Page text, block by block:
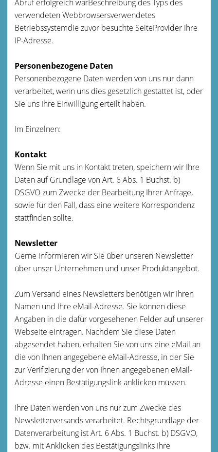
Abruf erfolgreich warBeschreibung des Typs des
verwendeten Webbrowsersverwendetes
Betriebssystemdie zuvor besuchte SeiteProvider Ihre
IP-Adresse.
Personenbezogene Daten
Personenbezogene Daten werden von uns nur dann
verarbeitet, wenn uns dies gesetzlich gestattet ist, oder
Sie uns Ihre Einwilligung erteilt haben.
Im Einzelnen:
Kontakt
Wenn Sie mit uns in Kontakt treten, speichern wir Ihre
Daten auf Grundlage von Art. 6 Abs. 1 Buchst. b)
DSGVO zum Zwecke der Bearbeitung Ihrer Anfrage,
sowie für den Fall, dass eine weitere Korrespondenz
stattfinden sollte.
Newsletter
Gerne informieren wir Sie über unseren Newsletter
über unser Unternehmen und unser Produktangebot.
Zum Versand eines Newsletters benötigen wir Ihren
Namen und Ihre eMail-Adresse. Sie können diese
Angaben in die dafür vorgesehenen Felder auf unserer
Webseite eintragen. Nachdem Sie diese Daten
abgesendet haben, erhalten Sie von uns eine eMail an
die von Ihnen angegebene eMail-Adresse, in der Sie
zur Verifizierung der von Ihnen angegebenen eMail-
Adresse einen Bestätigungslink anklicken müssen.
Ihre Daten werden von uns nur zum Zwecke des
Newsletterversands verarbeitet. Rechtsgrundlage der
Datenverarbeitung ist Art. 6 Abs. 1 Buchst. b) DSGVO,
bzw. mit Anklicken des Bestätigungslinks Ihre